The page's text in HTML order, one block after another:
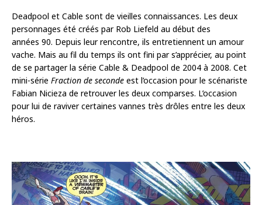
Deadpool et Cable sont de vieilles connaissances. Les deux
personnages été créés par Rob Liefeld au début des
années 90. Depuis leur rencontre, ils entretiennent un amour
vache. Mais au fil du temps ils ont fini par s’apprécier, au point
de se partager la série Cable & Deadpool de 2004 à 2008. Cet
mini-série Fraction de seconde est l’occasion pour le scénariste
Fabian Nicieza de retrouver les deux comparses. L’occasion
pour lui de raviver certaines vannes très drôles entre les deux
héros.